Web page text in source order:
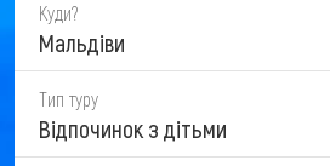
Куди?
Мальдіви
Тип туру
Відпочинок з дітьми